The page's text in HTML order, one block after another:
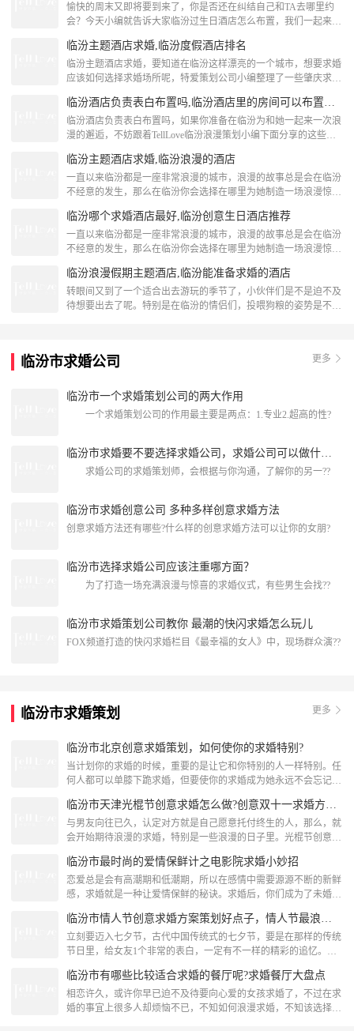
与三跨桥桥头毗邻，交通十分便利。本店提供24小时热水淋浴、空
调、电视、电话和宽带上网，让您在旅途中感受到“家”的温馨和舒
愉快的周末又即将要到来了，你是否还在纠结自己和TA去哪里约
会？今天小编就告诉大家临汾过生日酒店怎么布置，我们一起来看
酷旅馆色彩文化，是一家以色彩为核心，由北、上、广、深着名设
计师精心设计的色彩缤纷时尚酒店，建筑设计融汇国际顶尖酒店设
计理念，充分体现现代人文需求，是“您的专属色彩空间”地理位置
临汾主题酒店求婚,临汾度假酒店排名
临汾主题酒店求婚，要知道在临汾这样漂亮的一个城市，想要求婚
应该如何选择求婚场所呢，特爱策划公司小编整理了一些肇庆求婚
启航大酒店乡宁鄂邑启航大酒店位于迎旭大街爱心家园小区旁，是
一家集住宿、餐饮、会议为一体服务式酒店，酒店依山旁水、交通
便利，酒店附近的旅游景点有世界十大奇迹黄河壶口瀑布，5A级
临汾酒店负责表白布置吗，如果你准备在临汾为和她一起来一次浪
漫的邂逅，不妨跟着TellLove临汾浪漫策划小编下面分享的这些临
店里的房间可以布置表白吗好家之星酒店（侯马高铁站店）好家连
锁酒店是一家专业性经济商务型的全国连锁酒店，由专业的管理公
司团队经营管理。酒店附近娱乐、购物、饮食一应俱全，各类生活
临汾主题酒店求婚,临汾浪漫的酒店
一直以来临汾都是一座非常浪漫的城市，浪漫的故事总是会在临汾
不经意的发生，那么在临汾你会选择在哪里为她制造一场浪漫惊喜
店金华快捷宾馆(山西师范大学二部)酒店位置优越，购物便捷，秉
承服务至上的原则，受到广大客户的好评，店内装修精良，为尊贵
的宾客提供舒适、快捷的服务。酒店设施设备高档精良，内部环境
临汾哪个求婚酒店最好,临汾创意生日酒店推荐
一直以来临汾都是一座非常浪漫的城市，浪漫的故事总是会在临汾
不经意的发生，那么在临汾你会选择在哪里为她制造一场浪漫惊喜
酒店推荐吉县壶口商务酒店吉县黄河壶口商务酒店是一家综合性商
务酒店，酒店座落于AAAA级风景名胜区——黄河壶口风景区。酒
店拥有高级客房、套房及商务标间，内设有线电视、宽带上网、电
临汾浪漫假期主题酒店,临汾能准备求婚的酒店
转眼间又到了一个适合出去游玩的季节了，小伙伴们是不是迫不及
待想要出去了呢。特别是在临汾的情侣们，投喂狗粮的姿势是不是
交通便利。客栈设施齐全，干净卫生，价格合理，老板热情实在，
临汾市求婚公司 更多
临汾市一个求婚策划公司的两大作用
一个求婚策划公司的作用最主要是两点：1.专业2.超高的性?
临汾市求婚要不要选择求婚公司，求婚公司可以做什么？
求婚公司的求婚策划师，会根据与你沟通，了解你的另一??
临汾市求婚创意公司 多种多样创意求婚方法
创意求婚方法还有哪些?什么样的创意求婚方法可以让你的女朋?
临汾市选择求婚公司应该注重哪方面？
为了打造一场充满浪漫与惊喜的求婚仪式，有些男生会找??
临汾市求婚策划公司教你 最潮的快闪求婚怎么玩儿
FOX频道打造的快闪求婚栏目《最幸福的女人》中，现场群众演??
临汾市求婚策划 更多
临汾市北京创意求婚策划，如何使你的求婚特别?
当计划你的求婚的时候，重要的是让它和你特别的人一样特别。任
何人都可以单膝下跪求婚，但要使你的求婚成为她永远不会忘记
您的求婚的顶级技巧。北京创意求婚策划——最爱的花鲜花是爱情
最浪漫的表现之一。如果你想在你的婚姻求婚中加入鲜花，一定要
选择她的最爱。如果你不知道她最喜欢的花是什么，你总是可以摘
与男友向往已久，认定对方就是自己愿意托付终生的人，那么，就
会开始期待浪漫的求婚，特别是一些浪漫的日子里。光棍节创意求
好来制定求婚方式，我们来听听小编的推荐吧，看看创意双十一求
婚方法。光棍节创意求婚怎么做一、朋友圈动态求婚我们应该跟上
时代的脚步，要懂得善于利用高科技，充分利用好功能强大的
临汾市最时尚的爱情保鲜计之电影院求婚小妙招
恋爱总是会有高潮期和低潮期，所以在感情中需要源源不断的新鲜
感，求婚就是一种让爱情保鲜的秘诀。求婚后，你们成为了未婚夫
饭也会成为生活中的乐趣，所以求婚是非常重要的一个环节，但是
怎么样的求婚策划才能甘心让你娶回家呢?电影院求婚就是一个非
常不错的方法!爱情微电影在电影院求婚，里面唯一最棒的当然是
立刻要迈入七夕节，古代中国传统式的七夕节，要是在那样的传统
节日里，给女友1个非常的表白，一定有不一样的精彩的追忆。那
划一下下，下边，创意求婚网编详细介绍几类情人节浪漫求婚策划
计划方案，给我们的爱情1个幸福美好的回忆!情人节最浪漫求婚策
划计划方案一：草地情歌生态公园，草地上，拿着最爱的人的吉
临汾市有哪些比较适合求婚的餐厅呢?求婚餐厅大盘点
相恋许久，或许你早已迫不及待要向心爱的女孩求婚了，不过在求
婚的事宜上很多人却烦恼不已，不知如何浪漫求婚，不知该选择哪